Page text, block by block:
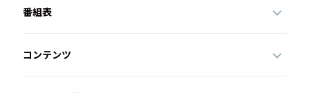
番組表
コンテンツ